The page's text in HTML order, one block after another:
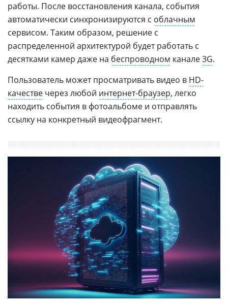
работы. После восстановления канала, события
автоматически синхронизируются с облачным
сервисом. Таким образом, решение с
распределенной архитектурой будет работать c
десятками камер даже на беспроводном канале3G.
Пользователь может просматривать видео в HD-
качестве через любой интернет-браузер, легко
находить события в фотоальбоме и отправлять
ссылку на конкретный видеофрагмент.